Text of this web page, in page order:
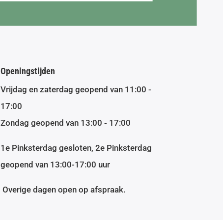
Openingstijden
Vrijdag en zaterdag geopend van 11:00 -
17:00
Zondag geopend van 13:00 - 17:00
1e Pinksterdag gesloten, 2e Pinksterdag
geopend van 13:00-17:00 uur
Overige dagen open op afspraak.